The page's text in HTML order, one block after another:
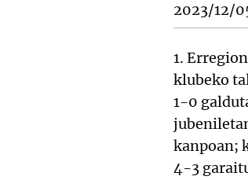
2023/12/
1.
klubeko
1-0
kanpoan;
4-3